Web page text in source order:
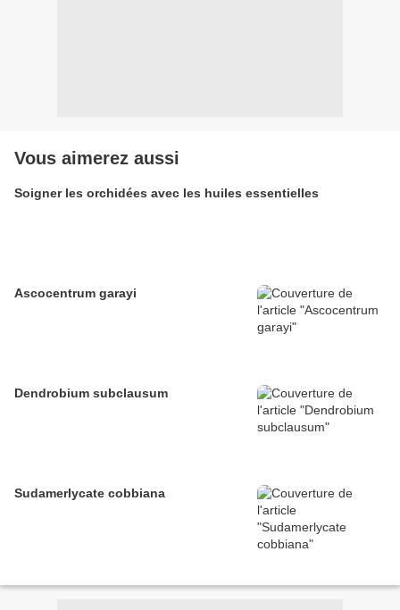
Vous aimerez aussi
Soigner les orchidées avec les huiles essentielles
Ascocentrum garayi
Dendrobium subclausum
Sudamerlycate cobbiana